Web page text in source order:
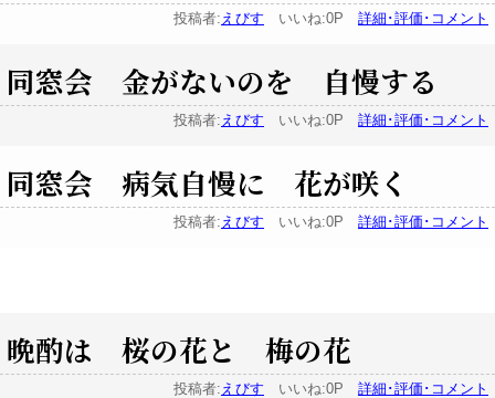
投稿者: えびす いいね:0P 詳細･評価･コメント
同窓会 金がないのを 自慢する
投稿者: えびす いいね:0P 詳細･評価･コメント
同窓会 病気自慢に 花が咲く
投稿者: えびす いいね:0P 詳細･評価･コメント
晩酌は 桜の花と 梅の花
投稿者: えびす いいね:0P 詳細･評価･コメント